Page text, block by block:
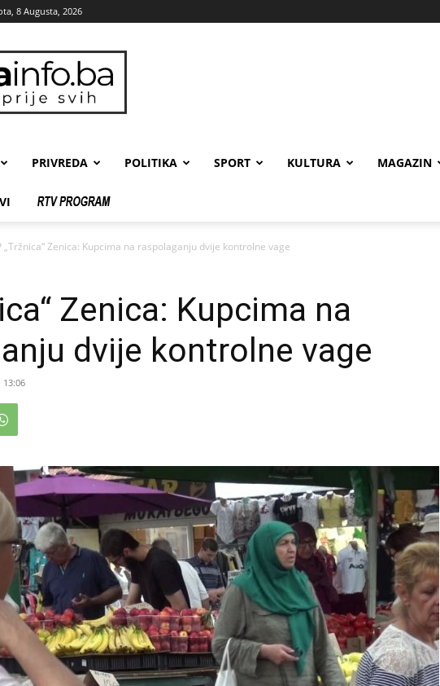
8 Augusta, 2026
zenicainfo.ba
PRIVREDA POLITIKA SPORT KULTURA MAGAZIN
„Tržnica“ Zenica: Kupcima na raspolaganju dvije kontrolne vage
Zenica: Kupcima na
dvije kontrolne vage
13:06